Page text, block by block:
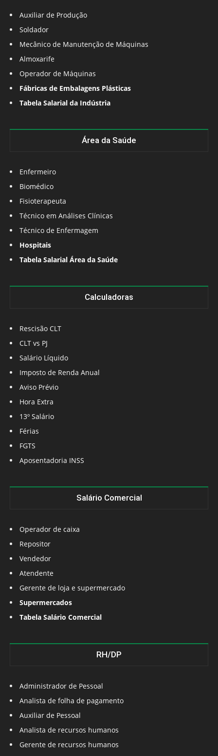
Auxiliar de Produção
Soldador
Mecânico de Manutenção de Máquinas
Almoxarife
Operador de Máquinas
Fábricas de Embalagens Plásticas
Tabela Salarial da Indústria
Área da Saúde
Enfermeiro
Biomédico
Fisioterapeuta
Técnico em Análises Clínicas
Técnico de Enfermagem
Hospitais
Tabela Salarial Área da Saúde
Calculadoras
Rescisão CLT
CLT vs PJ
Salário Líquido
Imposto de Renda Anual
Aviso Prévio
Hora Extra
13º Salário
Férias
FGTS
Aposentadoria INSS
Salário Comercial
Operador de caixa
Repositor
Vendedor
Atendente
Gerente de loja e supermercado
Supermercados
Tabela Salário Comercial
RH/DP
Administrador de Pessoal
Analista de folha de pagamento
Auxiliar de Pessoal
Analista de recursos humanos
Gerente de recursos humanos